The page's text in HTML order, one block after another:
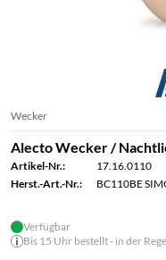
Wecker
Alecto Wecker /
Artikel-Nr.:
17.16.0110
Herst.-Art.-Nr.:
BC110BE
Verfügbar
Bis 15 Uhr bestellt - in der